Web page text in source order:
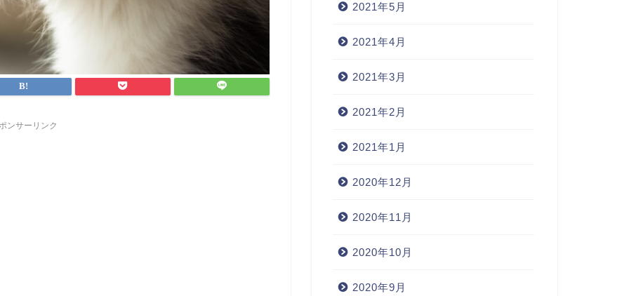
ンサーリンク
2021年5月
2021年4月
2021年3月
2021年2月
2021年1月
2020年12月
2020年11月
2020年10月
2020年9月